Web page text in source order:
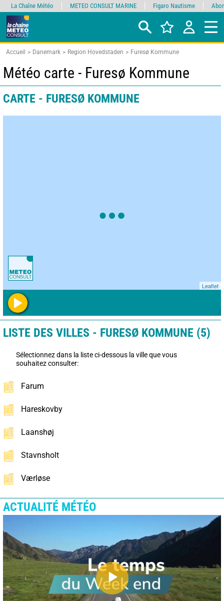
Accueil Danemark Region Hovedstaden Furesø Kommune
Météo carte - Furesø Kommune
CARTE - FURESØ KOMMUNE
Leaflet
LISTE DES VILLES - FURESØ KOMMUNE (5)
Sélectionnez dans la liste ci-dessous la ville que vous
souhaitez consulter:
Farum
Hareskovby
Laanshøj
Stavnsholt
Værløse
ACTUALITÉ MÉTÉO
La Chaîne Météo METEO CONSULT MARINE Figaro Nautisme